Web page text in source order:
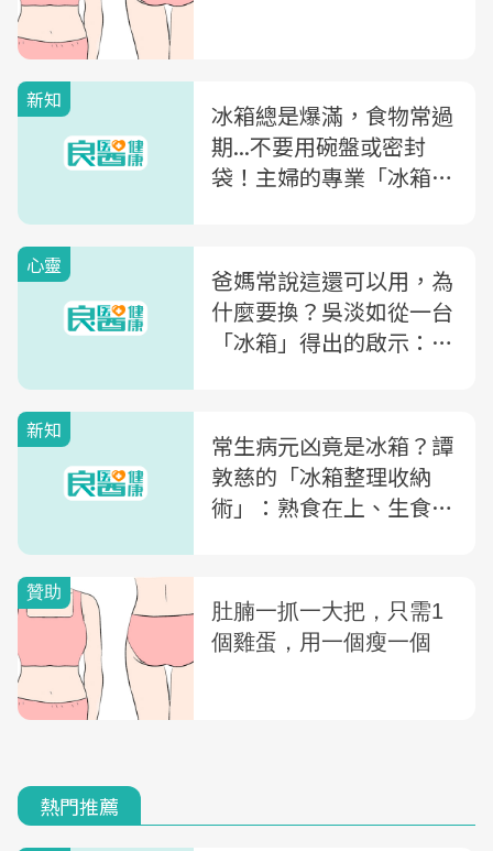
新知
冰箱總是爆滿，食物常過
期...不要用碗盤或密封
袋！主婦的專業「冰箱管
心靈
爸媽常說這還可以用，為
什麼要換？吳淡如從一台
「冰箱」得出的啟示：為
新知
常生病元凶竟是冰箱？譚
敦慈的「冰箱整理收納
術」：熟食在上、生食放
熱門推薦